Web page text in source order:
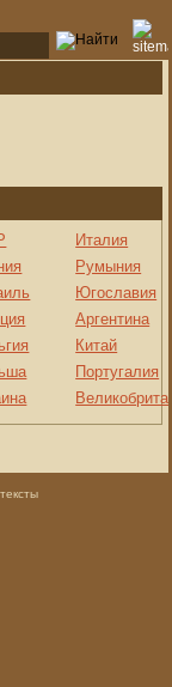
Италия
Румыния
Югославия
Аргентина
Китай
Португалия